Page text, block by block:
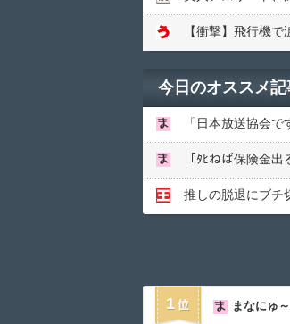
【衝撃】飛行機
今日のオススメ記
1 まなにゅ～